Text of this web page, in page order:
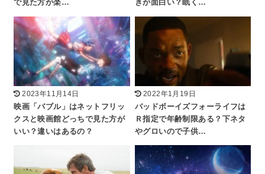
で見た方が楽…
きが面白い？眠く…
2023年11月14日
映画「バブル」はネットフリッ
クスと映画館どっちで見た方が
いい？違いはあるの？
2022年1月19日
バッドボーイズフォーライフは
Ｒ指定で年齢制限ある？下ネタ
やグロいので子供…